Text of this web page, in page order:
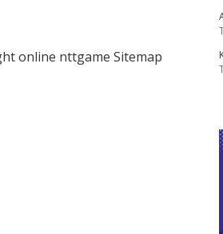
online nttgame Sitemap